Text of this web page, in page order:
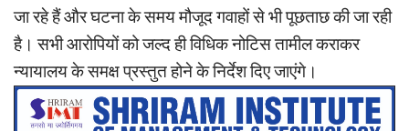
जा रहे हैं और घटना के समय मौजूद गवाहों से भी पूछताछ की जा रही
है। सभी आरोपियों को जल्द ही विधिक नोटिस तामील कराकर
न्यायालय के समक्ष प्रस्तुत होने के निर्देश दिए जाएंगे।